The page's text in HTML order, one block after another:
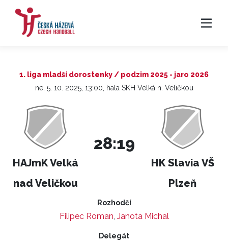
1. liga mladší dorostenky / podzim 2025 - jaro 2026
ne, 5. 10. 2025, 13:00, hala SKH Velká n. Veličkou
HAJmK Velká
nad Veličkou
28:19
HK Slavia VŠ
Plzeň
Rozhodčí
Filipec Roman, Janota Michal
Delegát